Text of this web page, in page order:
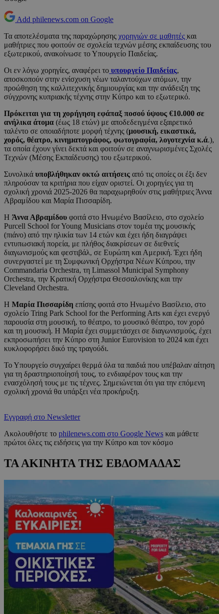
Add philenews.com on Google
Τα αποτελέσματα της παραχώρησης χορηγιών σε μαθητές και
μαθήτριες που φοιτούν σε σχολεία τεχνών μέσης εκπαίδευσης του
εξωτερικού, ανακοίνωσε το Υπουργείο Παιδείας.
Οι εν λόγω χορηγίες, αναφέρει το υπουργείο Παιδείας,
αποσκοπούν στην ενίσχυση νέων ταλαντούχων ατόμων, την
προώθηση της καλλιτεχνικής δημιουργίας και την ανάδειξη της
σύγχρονης κυπριακής τέχνης στην Κύπρο και το εξωτερικό.
Πρόκειται για τη χορήγηση εφάπαξ ποσού ύψους €10.000 σε
ανήλικα άτομα (έως 18 ετών) με αποδεδειγμένα εξαιρετικό
ταλέντο σε οποιαδήποτε μορφή τέχνης (μουσική, εικαστικά,
χορός, θέατρο, κινηματογράφος, φωτογραφία, λογοτεχνία κ.ά.),
τα οποία έχουν γίνει δεκτά και φοιτούν σε αναγνωρισμένες Σχολές
Τεχνών (Μέσης Εκπαίδευσης) του εξωτερικού.
Συνολικά υποβλήθηκαν οκτώ αιτήσεις από τις οποίες οι έξι δεν
πληρούσαν τα κριτήρια που είχαν οριστεί. Οι χορηγίες για τη
σχολική χρονιά 2025-2026 θα παραχωρηθούν στις μαθήτριες Άννα
Αβραμίδου και Μαρία Πισσαρίδη.
Η Άννα Αβραμίδου φοιτά στο Ηνωμένο Βασίλειο, στο σχολείο
Purcell School for Young Musicians στον τομέα της μουσικής
(πιάνο) από την ηλικία των 14 ετών και έχει ήδη διαγράψει
εντυπωσιακή πορεία, με πλήθος διακρίσεων σε διεθνείς
διαγωνισμούς και φεστιβάλ, σε Ευρώπη και Αμερική. Έχει ήδη
συνεργαστεί με τη Συμφωνική Ορχήστρα Νέων Κύπρου, την
Commandaria Orchestra, τη Limassol Municipal Symphony
Orchestra, την Κρατική Ορχήστρα Θεσσαλονίκης και την
Cleveland Orchestra.
Η Μαρία Πισσαρίδη επίσης φοιτά στο Ηνωμένο Βασίλειο, στο
σχολείο Tring Park School for the Performing Arts και έχει ενεργό
παρουσία στη μουσική, το θέατρο, το μουσικό θέατρο, τον χορό
και τη μουσική. Η Μαρία έχει συμμετάσχει σε διαγωνισμούς, έχει
εκπροσωπήσει την Κύπρο στη Junior Eurovision το 2024 και έχει
κυκλοφορήσει δικό της τραγούδι.
Το Υπουργείο συγχαίρει θερμά όλα τα παιδιά που υπέβαλαν αίτηση
για τη δραστηριοποίησή τους, το ενδιαφέρον τους και την
ενασχόλησή τους με τις τέχνες. Σημειώνεται ότι για την επόμενη
σχολική χρονιά θα υπάρξει νέα προκήρυξη.
Εγγραφή στο Newsletter
Ακολουθήστε το philenews.com στο Google News και μάθετε
πρώτοι όλες τις ειδήσεις για την Κύπρο και τον κόσμο
ΤΑ ΑΚΙΝΗΤΑ ΤΗΣ ΕΒΔΟΜΑΔΑΣ